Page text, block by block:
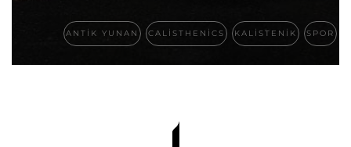
ANTIK YUNAN CALISTHENICS KALISTENIK SPOR